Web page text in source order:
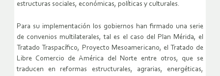
estructuras sociales, económicas, políticas y culturales.
Para su implementación los gobiernos han firmado una serie
de convenios multilaterales, tal es el caso del Plan Mérida, el
Tratado Traspacífico, Proyecto Mesoamericano, el Tratado de
Libre Comercio de América del Norte entre otros, que se
traducen en reformas estructurales, agrarias, energéticas,